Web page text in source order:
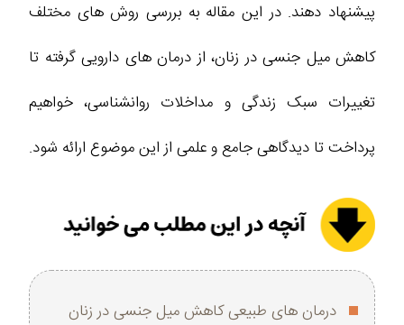
پیشنهاد دهند. در این مقاله به بررسی روش‌ های مختلف
کاهش میل جنسی در زنان، از درمان‌ های دارویی گرفته تا
تغییرات سبک زندگی و مداخلات روانشناسی، خواهیم
پرداخت تا دیدگاهی جامع و علمی از این موضوع ارائه شود.
درمان های طبیعی کاهش میل جنسی در زنان